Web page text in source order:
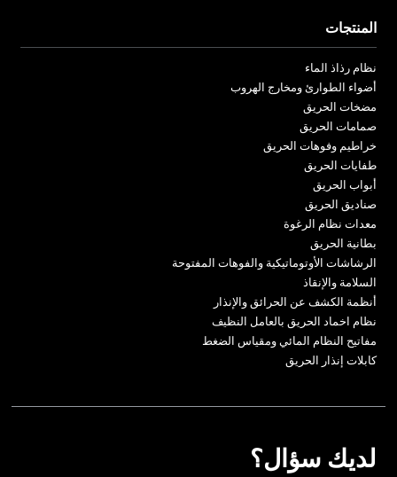
المنتجات
نظام رذاذ الماء
أضواء الطوارئ ومخارج الهروب
مضخات الحريق
صمامات الحريق
خراطيم وفوهات الحريق
طفايات الحريق
أبواب الحريق
صناديق الحريق
معدات نظام الرغوة
بطانية الحريق
الرشاشات الأوتوماتيكية والفوهات المفتوحة
السلامة والإنقاذ
أنظمة الكشف عن الحرائق والإنذار
نظام اخماد الحريق بالعامل النظيف
مفاتيح النظام المائي ومقياس الضغط
كابلات إنذار الحريق
لديك سؤال؟